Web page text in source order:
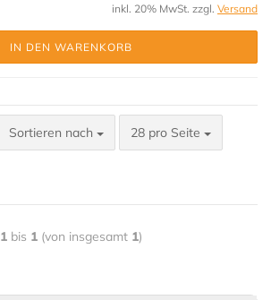
inkl. 20% MwSt. zzgl. Versand
IN DEN WARENKORB
Sortieren nach 28 pro Seite
1bis 1(von insgesamt 1)